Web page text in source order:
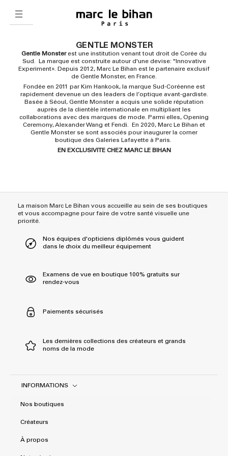
GENTLE MONSTER
Gentle Monsterest une institution venant tout droit de Corée du
Sud. La marque est construite autour d'une devise: "Innovative
Experiment». Depuis 2012, Marc Le Bihan est le partenaire exclusif
de Gentle Monster, en France.
Fondée en 2011 par Kim Hankook, la marque Sud-Coréenne est
rapidement devenue un des leaders de l’optique avant-gardiste.
Basée à Séoul, Gentle Monster a acquis une solide réputation
auprès de la clientèle internationale en multipliant les
collaborations avec des marques de mode. Parmi elles, Opening
Ceremony, Alexander Wang et Fendi. En 2020, Marc Le Bihan et
Gentle Monster se sont associés pour inaugurer la corner
boutique des Galeries Lafayette à Paris.
EN EXCLUSIVITE CHEZ MARC LE BIHAN
La maison Marc Le Bihan vous accueille au sein de ses boutiques
et vous accompagne pour faire de votre santé visuelle une
priorité.
Nos équipes d'opticiens diplômés vous guident
dans le choix du meilleur équipement
Examens de vue en boutique 100% gratuits sur
rendez-vous
Paiements sécurisés
Les dernières collections des créateurs et grands
noms de la mode
INFORMATIONS
Nos boutiques
Créateurs
À propos